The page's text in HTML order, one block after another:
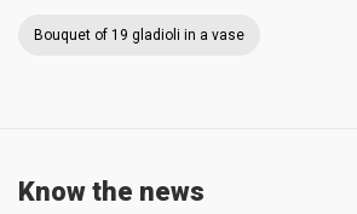
Bouquet of 19 gladioli in a vase
Know the news